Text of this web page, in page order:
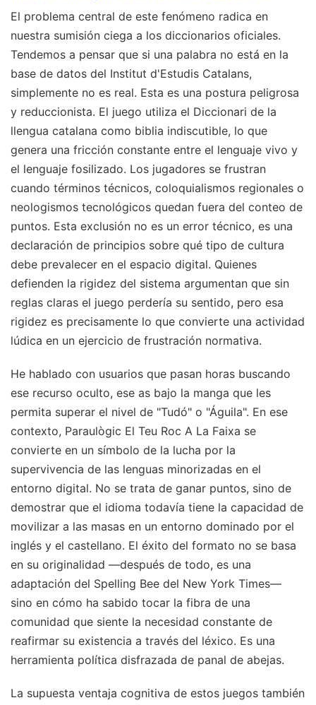
El problema central de este fenómeno radica en
nuestra sumisión ciega a los diccionarios oficiales.
Tendemos a pensar que si una palabra no está en la
base de datos del Institut d'Estudis Catalans,
simplemente no es real. Esta es una postura peligrosa
y reduccionista. El juego utiliza el Diccionari de la
llengua catalana como biblia indiscutible, lo que
genera una fricción constante entre el lenguaje vivo y
el lenguaje fosilizado. Los jugadores se frustran
cuando términos técnicos, coloquialismos regionales o
neologismos tecnológicos quedan fuera del conteo de
puntos. Esta exclusión no es un error técnico, es una
declaración de principios sobre qué tipo de cultura
debe prevalecer en el espacio digital. Quienes
defienden la rigidez del sistema argumentan que sin
reglas claras el juego perdería su sentido, pero esa
rigidez es precisamente lo que convierte una actividad
lúdica en un ejercicio de frustración normativa.
He hablado con usuarios que pasan horas buscando
ese recurso oculto, ese as bajo la manga que les
permita superar el nivel de "Tudó" o "Águila". En ese
contexto, Paraulògic El Teu Roc A La Faixa se
convierte en un símbolo de la lucha por la
supervivencia de las lenguas minorizadas en el
entorno digital. No se trata de ganar puntos, sino de
demostrar que el idioma todavía tiene la capacidad de
movilizar a las masas en un entorno dominado por el
inglés y el castellano. El éxito del formato no se basa
en su originalidad —después de todo, es una
adaptación del Spelling Bee del New York Times—
sino en cómo ha sabido tocar la fibra de una
comunidad que siente la necesidad constante de
reafirmar su existencia a través del léxico. Es una
herramienta política disfrazada de panal de abejas.
La supuesta ventaja cognitiva de estos juegos también